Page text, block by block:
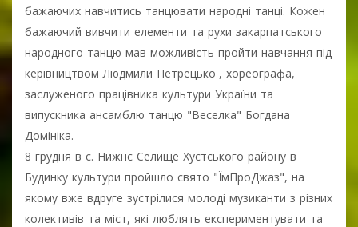
бажаючих навчитись танцювати народні танці. Кожен
бажаючий вивчити елементи та рухи закарпатського
народного танцю мав можливість пройти навчання під
керівництвом Людмили Петрецької, хореографа,
заслуженого працівника культури України та
випускника ансамблю танцю "Веселка" Богдана
Домініка.
8 грудня в с. Нижнє Селище Хустського району в
Будинку культури пройшло свято "ЇмПроДжаз", на
якому вже вдруге зустрілися молоді музиканти з різних
колективів та міст, які люблять експериментувати та